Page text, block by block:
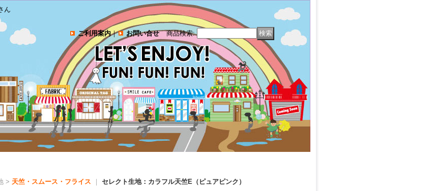
ん
ご利用案内｜ お問い合せ 商品検索:
> 天竺・スムース・フライス セレクト生地：カラフル天竺E（ピュアピンク）